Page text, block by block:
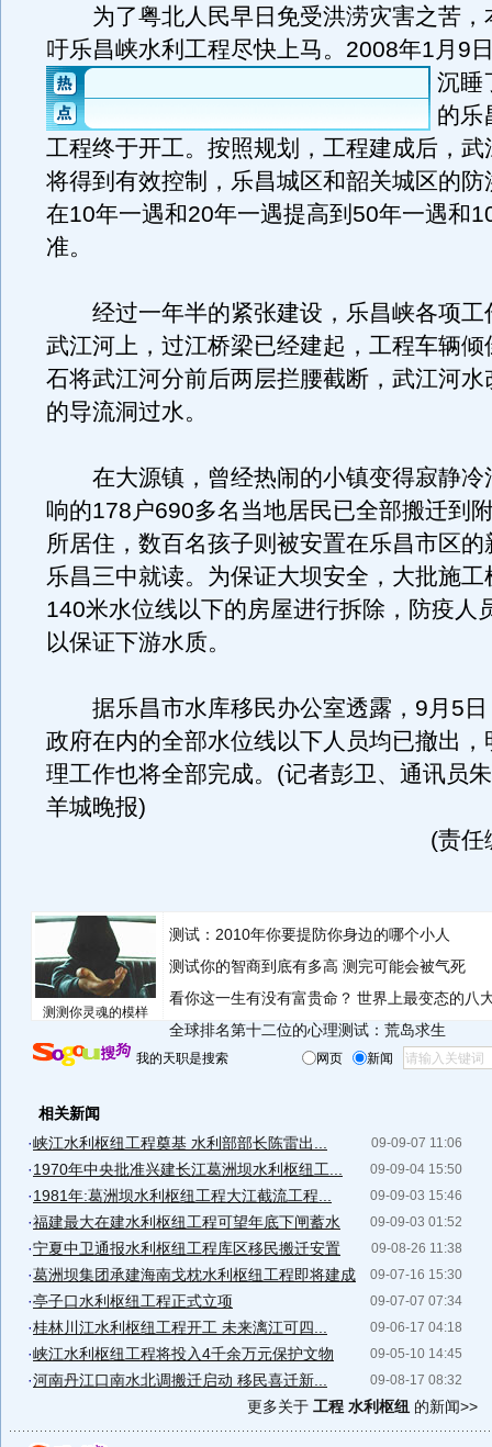
为了粤北人民早日免受洪涝灾害之苦，
吁乐昌峡水利工程尽快上马。 2008年1月9
沉睡
的乐
工程终于开工。按照规划，工程建成后，
将得到有效控制，乐昌城区和韶关城区的防
在10年一遇和20年一遇提高到50年一遇和
准。
经过一年半的紧张建设，乐昌峡各项工
武江河上，过江桥梁已经建起，工程车辆倾
石将武江河分前后两层拦腰截断，武江河
的导流洞过水。
在大源镇，曾经热闹的小镇变得寂静冷
响的178户690多名当地居民已全部搬迁到
所居住，数百名孩子则被安置在乐昌市区
乐昌三中就读。为保证大坝安全，大批施工
140米水位线以下的房屋进行拆除，防疫人
以保证下游水质。
据乐昌市水库移民办公室透露，9月5日
政府在内的全部水位线以下人员均已撤出，
理工作也将全部完成。(记者彭卫、通讯员
羊城晚报)
(责任
测测你灵魂的模样
测试：2010年你要提防你身边的哪个小人
测试你的智商到底有多高 测完可能会被气死
看你这一生有没有富贵命？ 世界上最变态的八
全球排名第十二位的心理测试：荒岛求生
我的天职是搜索 网页 新闻
相关新闻
09-09-07 11:06
·峡江水利枢纽工程奠基 水利部部长陈雷出...
09-09-04 15:50
·1970年中央批准兴建长江葛洲坝水利枢纽工...
09-09-03 15:46
·1981年:葛洲坝水利枢纽工程大江截流工程...
09-09-03 01:52
·福建最大在建水利枢纽工程可望年底下闸蓄水
09-08-26 11:38
·宁夏中卫通报水利枢纽工程库区移民搬迁安置
09-07-16 15:30
·葛洲坝集团承建海南戈枕水利枢纽工程即将建成
09-07-07 07:34
·亭子口水利枢纽工程正式立项
09-06-17 04:18
·桂林川江水利枢纽工程开工 未来漓江可四...
09-05-10 14:45
·峡江水利枢纽工程将投入4千余万元保护文物
09-08-17 08:32
·河南丹江口南水北调搬迁启动 移民喜迁新...
更多关于 工程 水利枢纽 的新闻>>